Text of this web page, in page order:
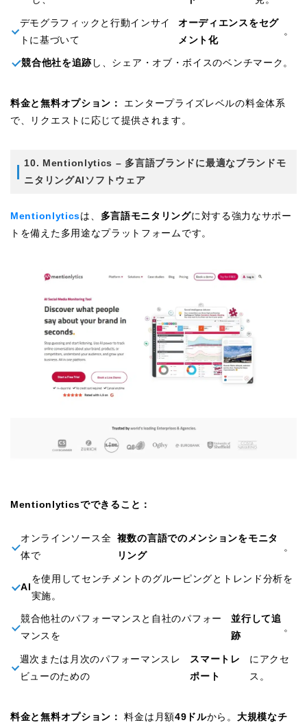
デモグラフィックと行動インサイ
トに基づいて
オーディエンスをセグ
メント化
。
競合他社を追跡し、シェア・オブ・ボイスのベンチマーク。
料金と無料オプション：
エンタープライズレベルの料金体系
で、リクエストに応じて提供されます。
10. Mentionlytics – 多言語ブランドに最適なブランドモ
ニタリングAIソフトウェア
Mentionlyticsは、 多言語モニタリングに対する強力なサポー
トを備えた多用途なプラットフォームです。
Mentionlyticsでできること：
オンラインソース全
体で
複数の言語でのメンションをモニタ
リング
。
AI
を使用してセンチメントのグルーピングとトレンド分析を
実施。
競合他社のパフォーマンスと自社のパフォー
マンスを
並行して追
跡
。
週次または月次のパフォーマンスレ
ビューのための
スマートレ
ポート
にアクセ
ス。
料金と無料オプション： 料金は月額49ドルから。 大規模なチ